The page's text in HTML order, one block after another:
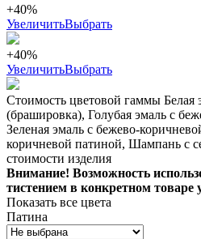
+40%
УвеличитьВыбрать
+40%
УвеличитьВыбрать
Стоимость цветовой гаммы Белая
(брашировка), Голубая эмаль с
Зеленая эмаль с бежево-
коричневой патиной, Шампань с
стоимости изделия
Внимание! Возможность
тистением в конкретном товаре
Показать все цвета
Патина